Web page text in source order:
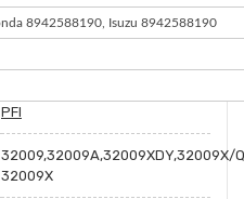
8942588190, Isuzu 8942588190
PFI
32009,32009A,32009XDY,32009X/
32009X